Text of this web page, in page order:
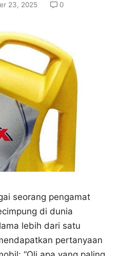
23, 2025 0
seorang pengamat
di dunia
lebih dari satu
pertanyaan